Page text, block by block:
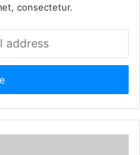
consectetur.